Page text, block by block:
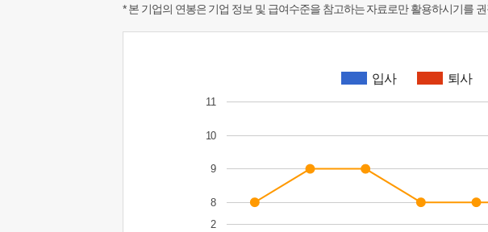
* 본 기업의 연봉은 기업 정보 및 급여수준을 참고하는 자료로만 활용하시기를
입사 퇴사
2
8
9
10
11